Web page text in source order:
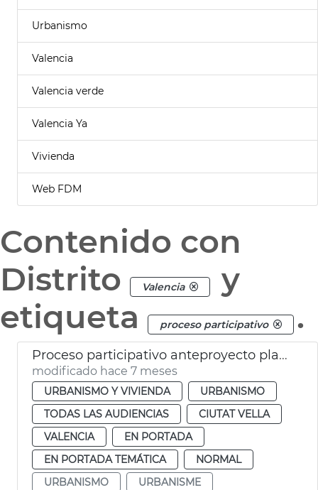
Urbanismo
Valencia
Valencia verde
Valencia Ya
Vivienda
Web FDM
Contenido con
Distrito
Valencia
y
etiqueta
proceso participativo .
Proceso participativo anteproyecto plaza de l'Ajuntament
modificado hace 7 meses
URBANISMO Y VIVIENDA
URBANISMO
TODAS LAS AUDIENCIAS
CIUTAT VELLA
VALENCIA
EN PORTADA
EN PORTADA TEMÁTICA
NORMAL
URBANISMO
URBANISME